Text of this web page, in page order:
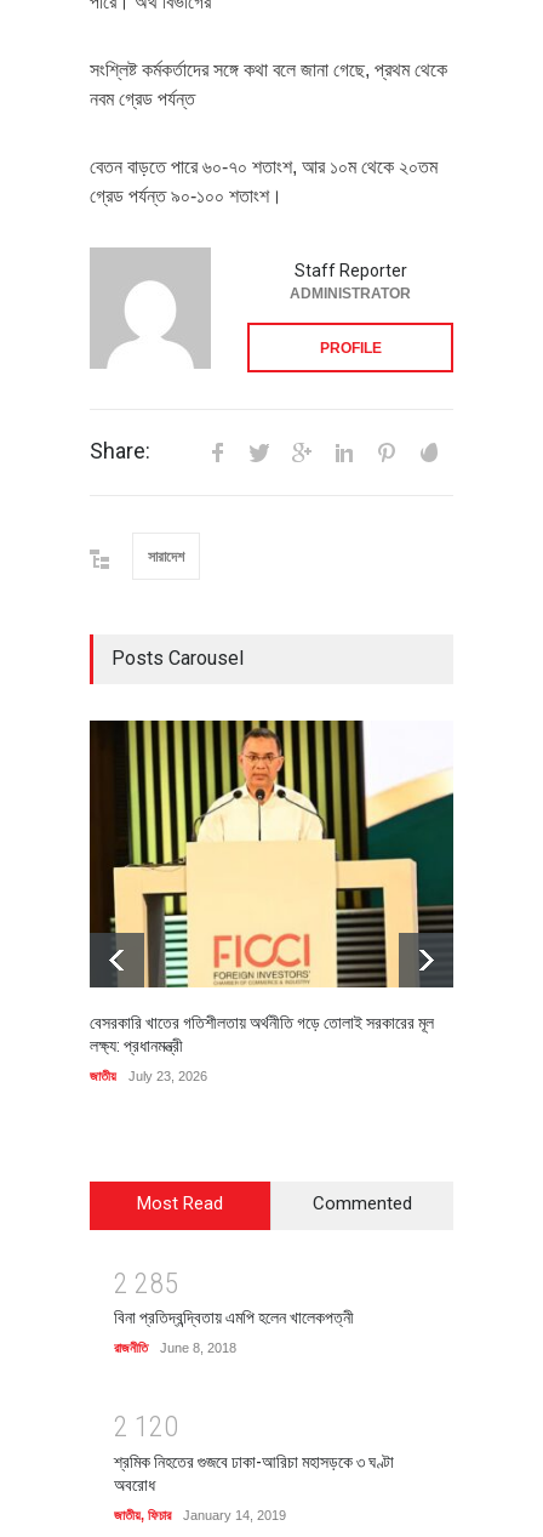
সংশ্লিষ্ট কর্মকর্তাদের সঙ্গে কথা বলে জানা গেছে, প্রথম থেকে
নবম গ্রেড পর্যন্ত
বেতন বাড়তে পারে ৬০-৭০ শতাংশ, আর ১০ম থেকে ২০তম
গ্রেড পর্যন্ত ৯০-১০০ শতাংশ।
Staff Reporter
ADMINISTRATOR
PROFILE
Share:
সারাদেশ
Posts Carousel
বেসরকারি খাতের গতিশীলতায় অর্থনীতি গড়ে তোলাই সরকারের মূল
লক্ষ্য: প্রধানমন্ত্রী
জাতীয় July 23, 2026
Most Read Commented
2 285
বিনা প্রতিদ্বন্দ্বিতায় এমপি হলেন খালেকপত্নী
রাজনীতি June 8, 2018
2 1 20
শ্রমিক নিহতের গুজবে ঢাকা-আরিচা মহাসড়কে ৩ ঘণ্টা
অবরোধ
জাতীয়, ফিচার January 14, 2019